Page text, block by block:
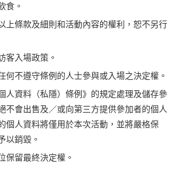
食。
上條款及細則和活動內容的權利，恕不另行
客入場政策。
何不遵守條例的人士參與或入場之決定權。
人資料（私隱）條例》的規定處理及儲存參
不會出售及／或向第三方提供參加者的個人
個人資料將僅用於本次活動，並將嚴格保
以銷毀。
保留最終決定權。